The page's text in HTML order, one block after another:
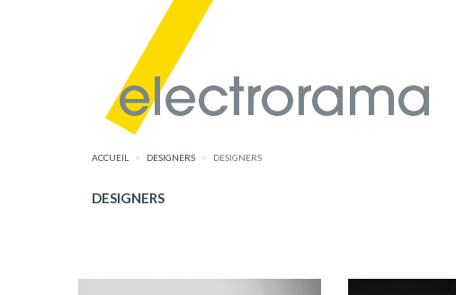
ACCUEIL DESIGNERS DESIGNERS
DESIGNERS